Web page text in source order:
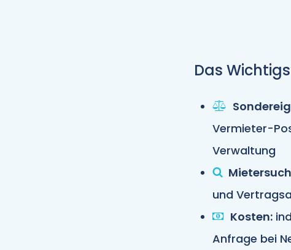
Das
Vermieter-
Verwaltung
und
Kosten:
Anfrage bei